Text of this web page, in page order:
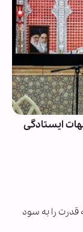
ایستادگی
قدرت را به سود